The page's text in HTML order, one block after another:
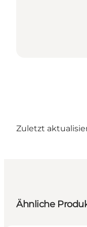
Zuletzt
Ähnliche